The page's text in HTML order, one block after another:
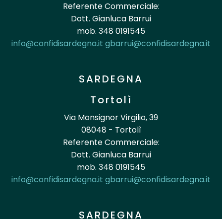
Referente Commerciale:
Dott. Gianluca Barrui
mob. 348 0191545
info@confidisardegna.it gbarrui@confidisardegna.it
SARDEGNA
Tortolì
Via Monsignor Virgilio, 39
08048 - Tortolì
Referente Commerciale:
Dott. Gianluca Barrui
mob. 348 0191545
info@confidisardegna.it gbarrui@confidisardegna.it
SARDEGNA